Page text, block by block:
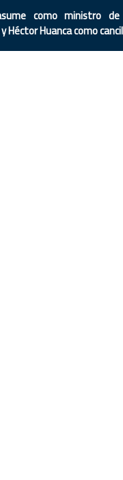
como ministro
Héctor Huanca como